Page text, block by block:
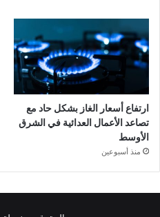
ارتفاع أسعار الغاز بشكل حاد مع
تصاعد الأعمال العدائية في الشرق
الأوسط
منذ أسبوعين